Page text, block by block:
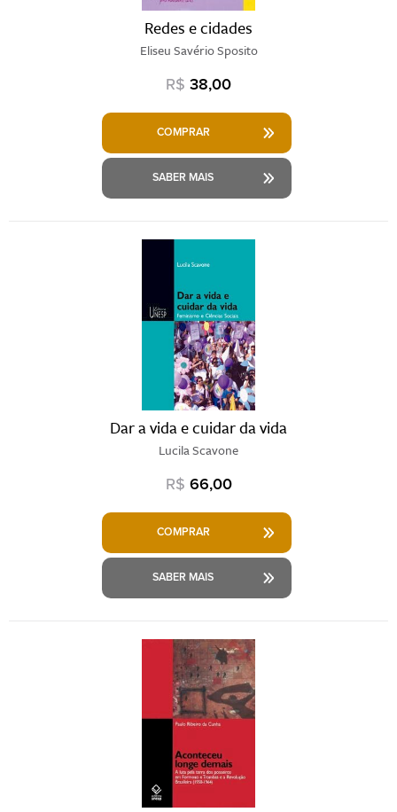
Redes e cidades
Eliseu Savério Sposito
R$ 38,00
COMPRAR
SABER MAIS
Dar a vida e cuidar da vida
Lucila Scavone
R$ 66,00
COMPRAR
SABER MAIS